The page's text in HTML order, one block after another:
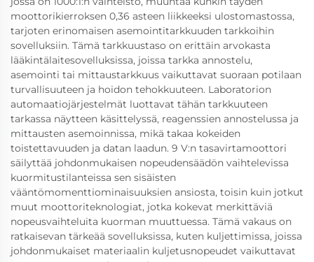
moottorikierroksen 0,36 asteen liikkeeksi ulostomastossa,
tarjoten erinomaisen asemointitarkkuuden tarkkoihin
sovelluksiin. Tämä tarkkuustaso on erittäin arvokasta
lääkintälaitesovelluksissa, joissa tarkka annostelu,
asemointi tai mittaustarkkuus vaikuttavat suoraan potilaan
turvallisuuteen ja hoidon tehokkuuteen. Laboratorion
automaatiojärjestelmät luottavat tähän tarkkuuteen
tarkassa näytteen käsittelyssä, reagenssien annostelussa ja
mittausten asemoinnissa, mikä takaa kokeiden
toistettavuuden ja datan laadun. 9 V:n tasavirtamoottori
säilyttää johdonmukaisen nopeudensäädön vaihtelevissa
kuormitustilanteissa sen sisäisten
vääntömomenttiominaisuuksien ansiosta, toisin kuin jotkut
muut moottoriteknologiat, jotka kokevat merkittäviä
nopeusvaihteluita kuorman muuttuessa. Tämä vakaus on
ratkaisevan tärkeää sovelluksissa, kuten kuljettimissa, joissa
johdonmukaiset materiaalin kuljetusnopeudet vaikuttavat